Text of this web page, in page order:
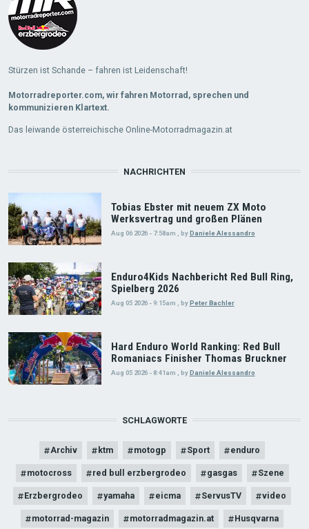
Stürzen ist Schande – fahren ist Leidenschaft!
Motorradreporter.com, wir fahren Motorrad, sprechen und
kommunizieren Klartext.
Das leiwande österreichische Online-Motorradmagazin.at
NACHRICHTEN
Tobias Ebster mit neuem ZX Moto
Werksvertrag und großen Plänen
Aug 06 2026 - 7:58am byDaniele Alessandro
Enduro4Kids Nachbericht Red Bull Ring,
Spielberg 2026
Aug 05 2026 - 9:15am byPeter Bachler
Hard Enduro World Ranking: Red Bull
Romaniacs Finisher Thomas Bruckner
Aug 05 2026 - 8:41am byDaniele Alessandro
SCHLAGWORTE
Archiv ktm motogp Sport enduro
motocross red bull erzbergrodeo gasgas Szene
Erzbergrodeo yamaha eicma ServusTV video
motorrad-magazin motorradmagazin.at Husqvarna